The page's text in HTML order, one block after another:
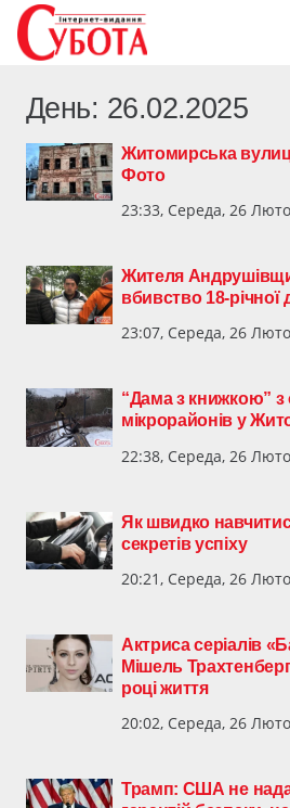
День: 26.02.2025
Житомирська
Фото
23:33, Середа, 26
Жителя
вбивство 18-річної
23:07, Середа, 26
“Дама з книжкою” з
мікрорайонів у
22:38, Середа, 26
Як швидко
секретів успіху
20:21, Середа, 26
Актриса серіалів
Мішель
році життя
20:02, Середа, 26
Трамп: США не